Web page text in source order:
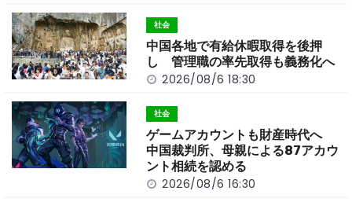
社会
中国各地で有給休暇取得を後押
し 管理職の率先取得も義務化へ
2026/08/6 18:30
社会
ゲームアカウントも財産時代へ
中国裁判所、母親による87アカウ
ント相続を認める
2026/08/6 16:30